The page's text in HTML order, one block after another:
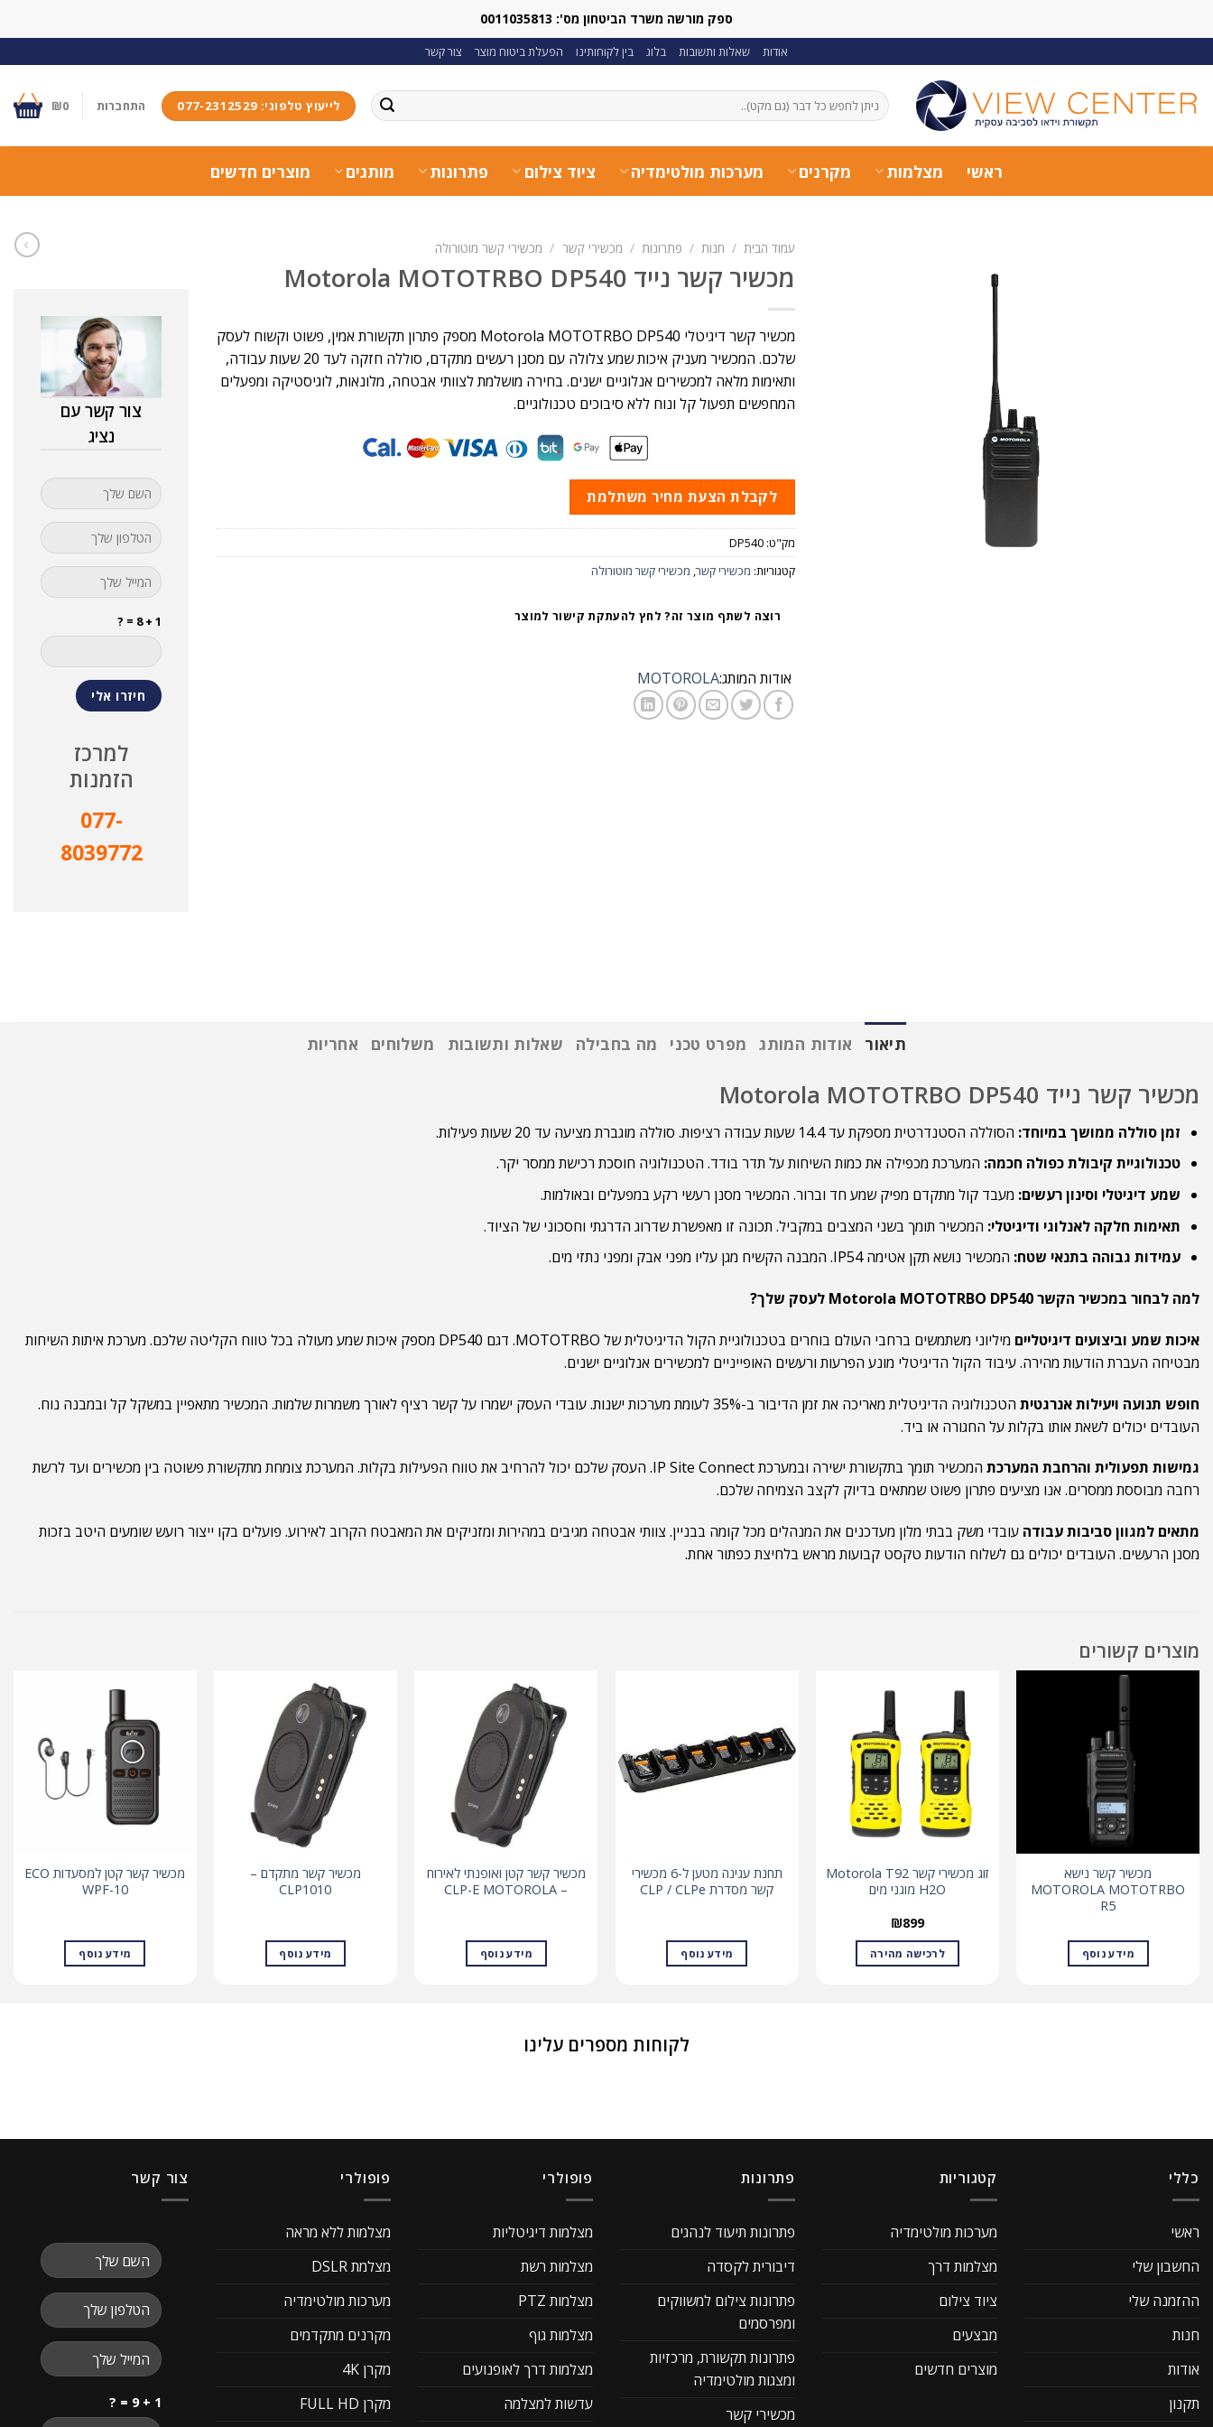
ספק מורשה משרד הביטחון מס': 0011035813
אודות שאלות ותשובות בלוג בין לקוחותינו הפעלת ביטוח מוצר צור קשר
חיפוש
עבור:
לייעוץ טלפוני: 077-2312529 התחברות ₪0
ראשי מצלמות מקרנים מערכות מולטימדיה ציוד צילום פתרונות מותגים מוצרים חדשים
עמוד הבית / חנות / פתרונות / מכשירי קשר / מכשירי קשר מוטורולה
מכשיר קשר נייד Motorola MOTOTRBO DP540
מכשיר קשר דיגיטלי Motorola MOTOTRBO DP540 מספק פתרון תקשורת אמין, פשוט וקשוח לעסק
שלכם. המכשיר מעניק איכות שמע צלולה עם מסנן רעשים מתקדם, סוללה חזקה לעד 20 שעות עבודה,
ותאימות מלאה למכשירים אנלוגיים ישנים. בחירה מושלמת לצוותי אבטחה, מלונאות, לוגיסטיקה ומפעלים
המחפשים תפעול קל ונוח ללא סיבוכים טכנולוגיים.
לקבלת הצעת מחיר משתלמת
מק"ט: DP540
קטגוריות: מכשירי קשר, מכשירי קשר מוטורולה
רוצה לשתף מוצר זה? לחץ להעתקת קישור למוצר
אודות המותג:MOTOROLA
צור קשר עם
נציג
1 + 8 = ?
למרכז
הזמנות
077-
8039772
תיאור אודות המותג מפרט טכני מה בחבילה שאלות ותשובות משלוחים אחריות
מכשיר קשר נייד Motorola MOTOTRBO DP540
זמן סוללה ממושך במיוחד: הסוללה הסטנדרטית מספקת עד 14.4 שעות עבודה רציפות. סוללה מוגברת מציעה עד 20 שעות פעילות.
טכנולוגיית קיבולת כפולה חכמה: המערכת מכפילה את כמות השיחות על תדר בודד. הטכנולוגיה חוסכת רכישת ממסר יקר.
שמע דיגיטלי וסינון רעשים: מעבד קול מתקדם מפיק שמע חד וברור. המכשיר מסנן רעשי רקע במפעלים ובאולמות.
תאימות חלקה לאנלוגי ודיגיטלי: המכשיר תומך בשני המצבים במקביל. תכונה זו מאפשרת שדרוג הדרגתי וחסכוני של הציוד.
עמידות גבוהה בתנאי שטח: המכשיר נושא תקן אטימה IP54. המבנה הקשיח מגן עליו מפני אבק ומפני נתזי מים.
למה לבחור במכשיר הקשר Motorola MOTOTRBO DP540 לעסק שלך?
איכות שמע וביצועים דיגיטליים
מיליוני משתמשים ברחבי העולם בוחרים בטכנולוגיית הקול הדיגיטלית של MOTOTRBO. דגם DP540 מספק איכות שמע מעולה בכל טווח הקליטה שלכם. מערכת איתות השיחות
מבטיחה העברת הודעות מהירה. עיבוד הקול הדיגיטלי מונע הפרעות ורעשים האופייניים למכשירים אנלוגיים ישנים.
חופש תנועה ויעילות אנרגטית
הטכנולוגיה הדיגיטלית מאריכה את זמן הדיבור ב-35% לעומת מערכות ישנות. עובדי העסק ישמרו על קשר רציף לאורך משמרות שלמות. המכשיר מתאפיין במשקל קל ובמבנה נוח.
העובדים יכולים לשאת אותו בקלות על החגורה או ביד.
גמישות תפעולית והרחבת המערכת
המכשיר תומך בתקשורת ישירה ובמערכת IP Site Connect. העסק שלכם יכול להרחיב את טווח הפעילות בקלות. המערכת צומחת מתקשורת פשוטה בין מכשירים ועד לרשת
רחבה מבוססת ממסרים. אנו מציעים פתרון פשוט שמתאים בדיוק לקצב הצמיחה שלכם.
מתאים למגוון סביבות עבודה עובדי משק בבתי מלון מעדכנים את המנהלים מכל קומה בבניין. צוותי אבטחה מגיבים במהירות ומזניקים את המאבטח הקרוב לאירוע. פועלים בקו ייצור רועש שומעים היטב בזכות
מסנן הרעשים. העובדים יכולים גם לשלוח הודעות טקסט קבועות מראש בלחיצת כפתור אחת.
מוצרים קשורים
מכשיר קשר נישא
MOTOROLA MOTOTRBO
R5
מידע נוסף
זוג מכשירי קשר Motorola T92
H2O מוגני מים
₪899
לרכישה מהירה
תחנת עגינה מטען ל-6 מכשירי
קשר מסדרת CLP / CLPe
מידע נוסף
מכשיר קשר קטן ואופנתי לאירוח
– CLP-E MOTOROLA
מידע נוסף
מכשיר קשר מתקדם –
CLP1010
מידע נוסף
מכשיר קשר קטן למסעדות ECO
WPF-10
מידע נוסף
לקוחות מספרים עלינו
כללי
ראשי
החשבון שלי
ההזמנה שלי
חנות
אודות
תקנון
קטגוריות
מערכות מולטימדיה
מצלמות דרך
ציוד צילום
מבצעים
מוצרים חדשים
פתרונות
פתרונות תיעוד לנהגים
דיבורית לקסדה
פתרונות צילום למשווקים
ומפרסמים
פתרונות תקשורת, מרכזיות
ומצגות מולטימדיה
מכשירי קשר
פופולרי
מצלמות דיגיטליות
מצלמות רשת
מצלמות PTZ
מצלמות גוף
מצלמות דרך לאופנועים
עדשות למצלמה
פופולרי
מצלמות ללא מראה
מצלמת DSLR
מערכות מולטימדיה
מקרנים מתקדמים
מקרן 4K
מקרן FULL HD
צור קשר
1 + 9 = ?